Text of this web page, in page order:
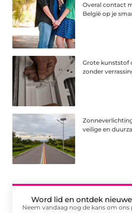
Overal contact
België op je
Grote kunststof
zonder
veilige en
Word lid en ontdek
Neem vandaag nog de kans om